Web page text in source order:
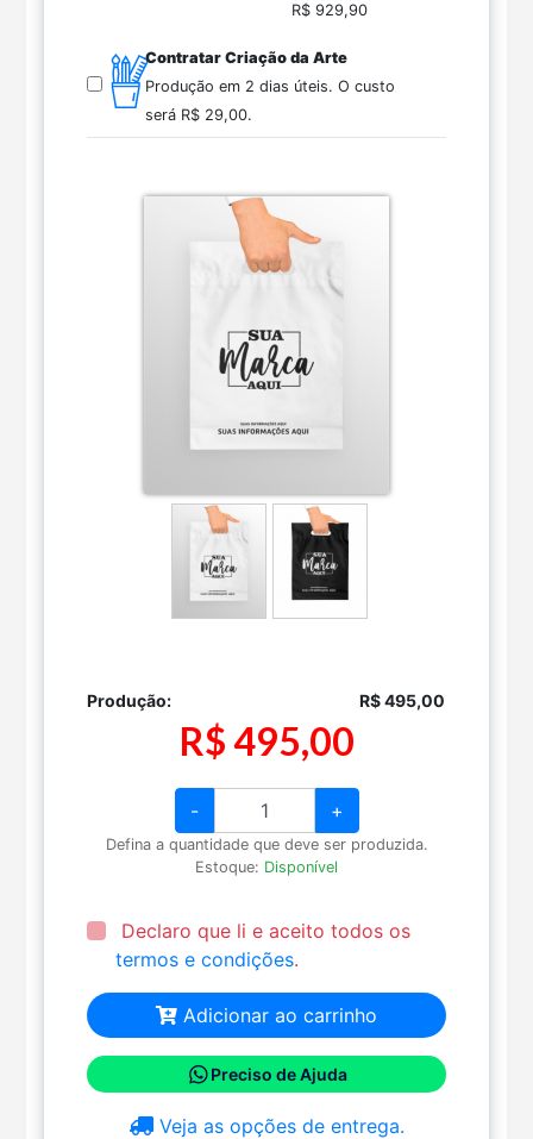
R$ 929,90
Contratar Criação da Arte
Produção em 2 dias úteis. O custo
será R$ 29,00.
- +
Defina a quantidade que deve ser produzida.
Estoque: Disponível
Declaro que li e aceito todos os
termos e condições.
Adicionar ao carrinho
Preciso de Ajuda
Veja as opções de entrega.
Produção: R$ 495,00
R$ 495,00